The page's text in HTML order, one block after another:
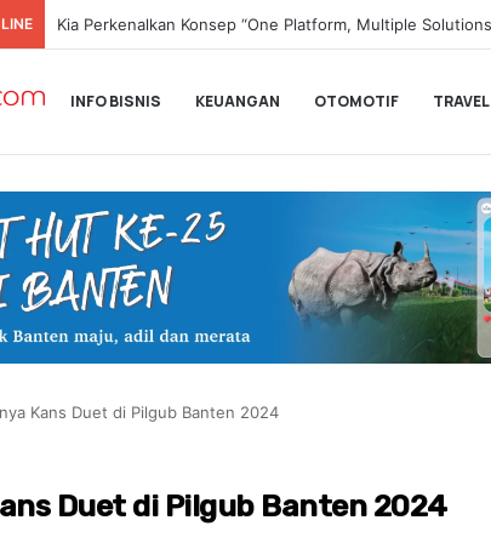
INFO BISNIS KEUANGAN OTOMOTIF TRAVEL
Kans Duet di Pilgub Banten 2024
Duet di Pilgub Banten 2024